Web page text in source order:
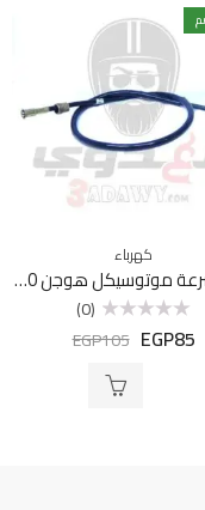
كهرباء
سلك سرعة موتوسيكل هوجن f200
التقييم
(0)
EGP85
EGP105